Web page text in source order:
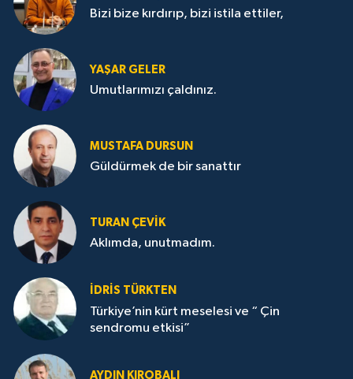
Bizi bize kırdırıp, bizi istila ettiler,
YAŞAR GELER
Umutlarımızı çaldınız.
MUSTAFA DURSUN
Güldürmek de bir sanattır
TURAN ÇEVİK
Aklımda, unutmadım.
İDRİS TÜRKTEN
Türkiye’nin kürt meselesi ve “ Çin
sendromu etkisi”
AYDIN KIROBALI